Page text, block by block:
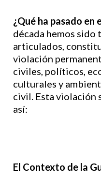
¿Qué ha pasado en
década hemos sido
articulados,
violación
civiles, políticos,
culturales y
civil. Esta violación
así:
El Contexto de la